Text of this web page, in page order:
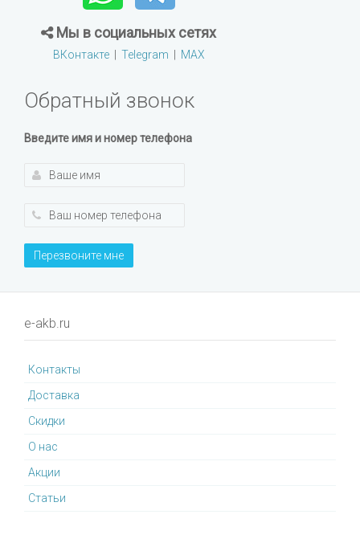
Мы в социальных сетях
ВКонтакте| Telegram | MAX
Обратный звонок
Введите имя и номер телефона
Перезвоните мне
e-akb.ru
Контакты
Доставка
Cкидки
О нас
Акции
Статьи